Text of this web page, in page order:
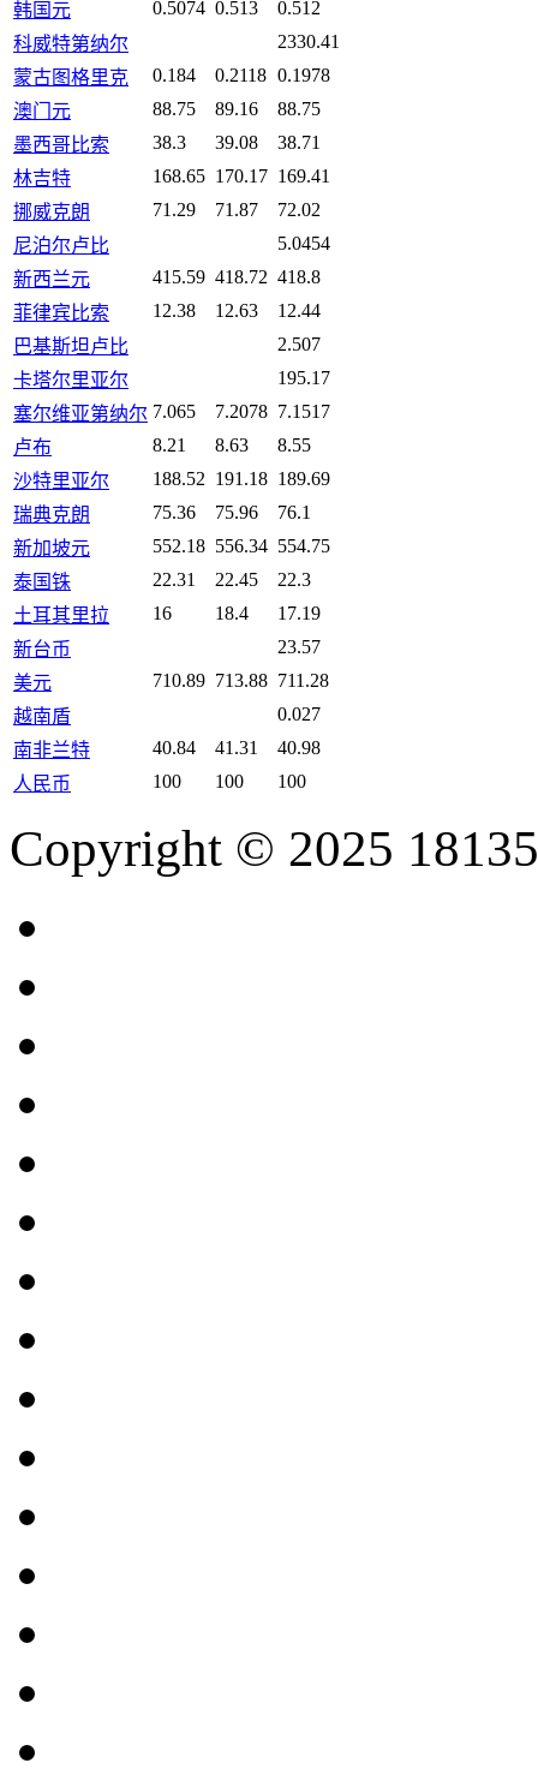
韩国元 0.5074 0.513
0.512
科威特第纳尔
2330.41
蒙古图格里克
0.184 0.2118 0.1978
澳门元
88.75 89.16
88.75
墨西哥比索
38.3 39.08
38.71
林吉特
168.65 170.17 169.41
挪威克朗
71.29 71.87
72.02
尼泊尔卢比
5.0454
新西兰元
415.59 418.72 418.8
菲律宾比索
12.38 12.63
12.44
巴基斯坦卢比
2.507
卡塔尔里亚尔
195.17
塞尔维亚第纳尔 7.065 7.2078 7.1517
卢布
8.21 8.63
8.55
沙特里亚尔
188.52 191.18 189.69
瑞典克朗
75.36 75.96
76.1
新加坡元
552.18 556.34 554.75
泰国铢
22.31 22.45
22.3
土耳其里拉
16 18.4
17.19
新台币
23.57
美元
710.89 713.88 711.28
越南盾
0.027
南非兰特
40.84 41.31
40.98
人民币
100 100 100
Copyright © 2025